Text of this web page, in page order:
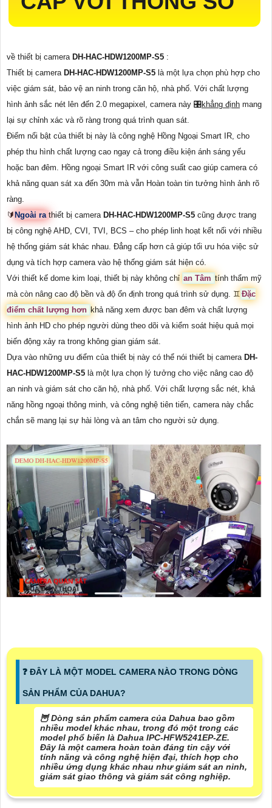
về thiết bị camera DH-HAC-HDW1200MP-S5 :
Thiết bị camera DH-HAC-HDW1200MP-S5 là một lựa chọn phù hợp cho
việc giám sát, bảo vệ an ninh trong căn hộ, nhà phố. Với chất lượng
hình ảnh sắc nét lên đến 2.0 megapixel, camera này 🎛 khẳng định mang
lại sự chỉnh xác và rõ ràng trong quá trình quan sát.
Điểm nổi bật của thiết bị này là công nghệ Hồng Ngoại Smart IR, cho
phép thu hình chất lượng cao ngay cả trong điều kiện ánh sáng yếu
hoặc ban đêm. Hồng ngoại Smart IR với công suất cao giúp camera có
khả năng quan sát xa đến 30m mà vẫn Hoàn toàn tin tưởng hình ảnh rõ
ràng.
🔰 Ngoài ra thiết bị camera DH-HAC-HDW1200MP-S5 cũng được trang
bị công nghệ AHD, CVI, TVI, BCS – cho phép linh hoạt kết nối với nhiều
hệ thống giám sát khác nhau. Đẳng cấp hơn cả giúp tối ưu hóa việc sử
dụng và tích hợp camera vào hệ thống giám sát hiện có.
Với thiết kế dome kim loại, thiết bị này không chỉ an Tâm tính thẩm mỹ
mà còn nâng cao độ bền và độ ổn định trong quá trình sử dụng. ♊ Đặc
điểm chất lượng hơn khả năng xem được ban đêm và chất lượng
hình ảnh HD cho phép người dùng theo dõi và kiểm soát hiệu quả mọi
biến động xảy ra trong không gian giám sát.
Dựa vào những ưu điểm của thiết bị này có thể nói thiết bị camera DH-
HAC-HDW1200MP-S5 là một lựa chọn lý tưởng cho việc nâng cao độ
an ninh và giám sát cho căn hộ, nhà phố. Với chất lượng sắc nét, khả
năng hồng ngoại thông minh, và công nghệ tiên tiến, camera này chắc
chắn sẽ mang lại sự hài lòng và an tâm cho người sử dụng.
❓ ĐÂY LÀ MỘT MODEL CAMERA NÀO TRONG DÒNG
SẢN PHẨM CỦA DAHUA?
🦉 Dòng sản phẩm camera của Dahua bao gồm
nhiều model khác nhau, trong đó một trong các
model phổ biến là Dahua IPC-HFW5241EP-ZE.
Đây là một camera hoàn toàn đáng tin cậy với
tính năng và công nghệ hiện đại, thích hợp cho
nhiều ứng dụng khác nhau như giám sát an ninh,
giám sát giao thông và giám sát công nghiệp.